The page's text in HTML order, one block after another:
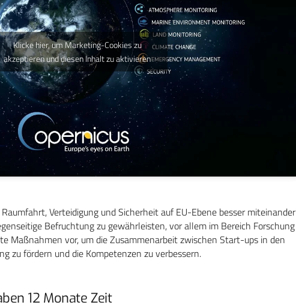
Klicke hier, um Marketing-Cookies zu
akzeptieren und diesen Inhalt zu aktivieren
Verteidigung und Sicherheit auf EU-Ebene besser miteinander
Befruchtung zu gewährleisten, vor allem im Bereich Forschung
Maßnahmen vor, um die Zusammenarbeit zwischen Start-ups in den
zu fördern und die Kompetenzen zu verbessern.
12 Monate Zeit